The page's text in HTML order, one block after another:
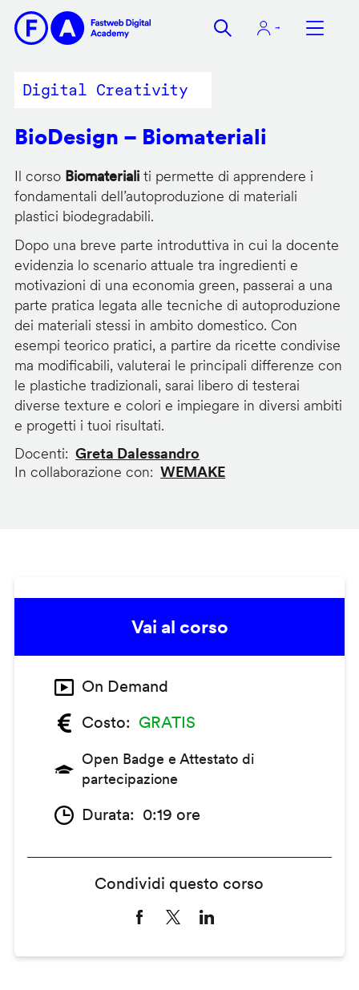
contenuto
Digital Creativity
BioDesign – Biomateriali
Il corso Biomaterialiti permette di apprendere i
fondamentali dell’autoproduzione di materiali
plastici biodegradabili.
Dopo una breve parte introduttiva in cui la docente
evidenzia lo scenario attuale tra ingredienti e
motivazioni di una economia green, passerai a una
parte pratica legata alle tecniche di autoproduzione
dei materiali stessi in ambito domestico. Con
esempi teorico pratici, a partire da ricette condivise
ma modificabili, valuterai le principali differenze con
le plastiche tradizionali, sarai libero di testerai
diverse texture e colori e impiegare in diversi ambiti
e progetti i tuoi risultati.
Docenti
Greta Dalessandro
In collaborazione con
WEMAKE
Vai al corso
On Demand
Costo
GRATIS
Open Badge e Attestato di
partecipazione
Durata 0:19 ore
Condividi questo corso